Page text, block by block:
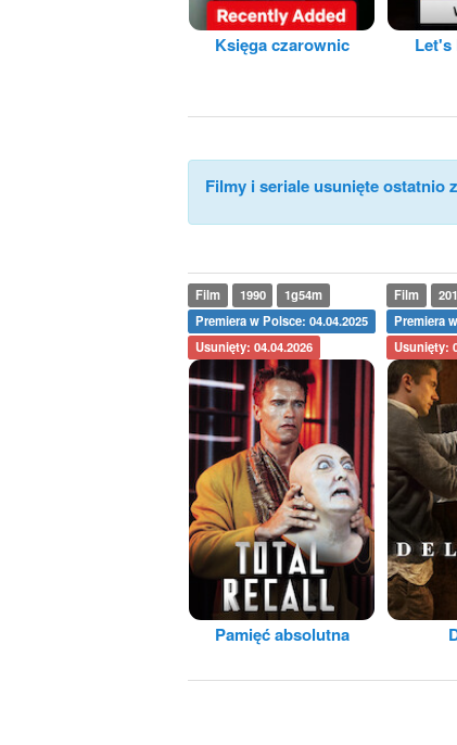
Księga czarownic Let's
Filmy i seriale usunięte ostatnio
Film 1990
1g54m
Premiera w Polsce: 04.04.2025
Usunięty: 04.04.2026
Pamięć absolutna
Film
Premiera
Usunięty: